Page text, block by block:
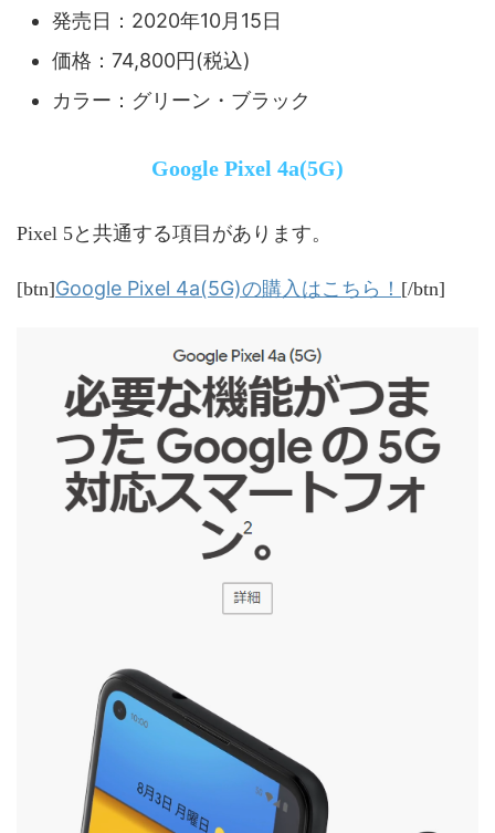
発売日：2020年10月15日
価格：74,800円(税込)
カラー：グリーン・ブラック
Google Pixel 4a(5G)
Pixel 5と共通する項目があります。
[btn]Google Pixel 4a(5G)の購入はこちら！ [/btn]